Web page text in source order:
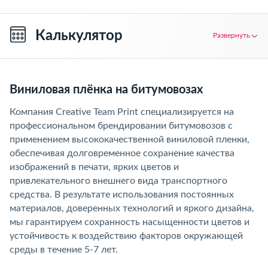
Калькулятор Развернуть
Виниловая плёнка на битумовозах
Компания Creative Team Print специализируется на
профессиональном брендировании битумовозов с
применением высококачественной виниловой пленки,
обеспечивая долговременное сохранение качества
изображений в печати, ярких цветов и
привлекательного внешнего вида транспортного
средства. В результате использования постоянных
материалов, доверенных технологий и яркого дизайна,
мы гарантируем сохранность насыщенности цветов и
устойчивость к воздействию факторов окружающей
среды в течение 5-7 лет.